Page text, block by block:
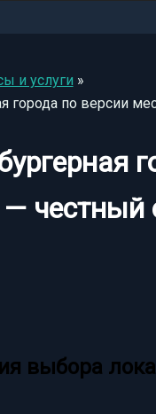
и услуги
города по версии
честный
выбора